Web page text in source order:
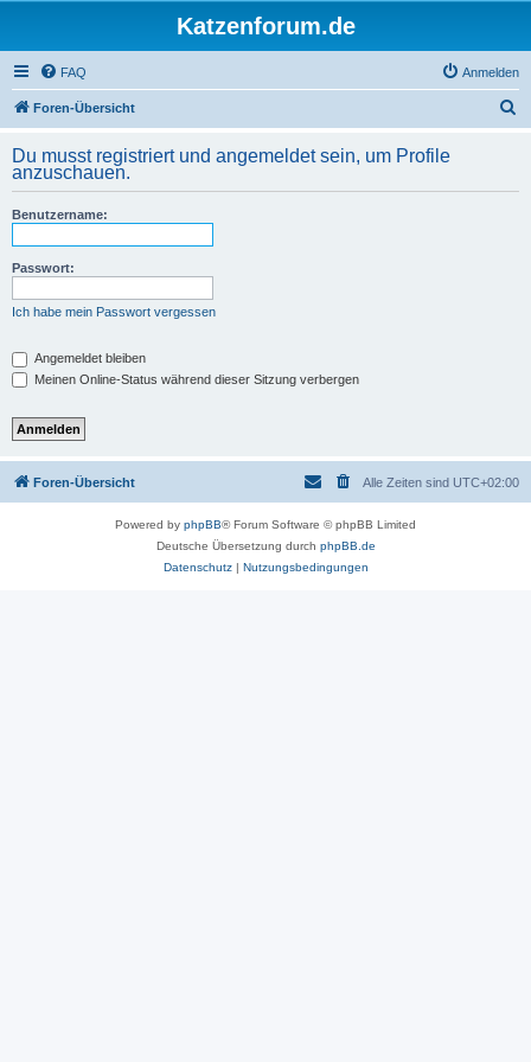
Katzenforum.de
FAQ Anmelden
Foren-Übersicht
h
Du musst registriert und angemeldet sein, um Profile
anzuschauen.
Benutzername:
Passwort:
Ich habe mein Passwort vergessen
Angemeldet bleiben
Meinen Online-Status während dieser Sitzung verbergen
Foren-Übersicht Alle Zeiten sind UTC+02:00
Powered by phpBB® Forum Software © phpBB Limited
Deutsche Übersetzung durch phpBB.de
Datenschutz| Nutzungsbedingungen